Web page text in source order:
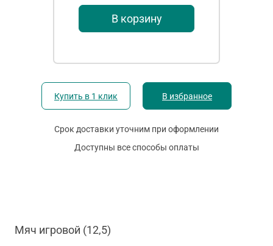
В корзину
Купить в 1 клик В избранное
Срок доставки уточним при оформлении
Доступны все способы оплаты
Мяч игровой (12,5)